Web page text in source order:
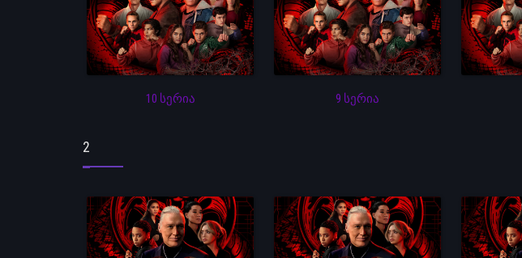
10 სერია 9 სერია
2